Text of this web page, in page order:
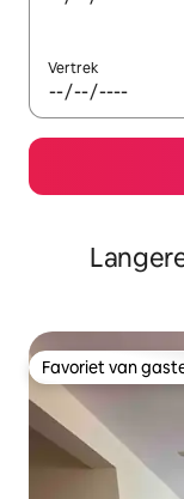
Vertrek
Favoriet van
Favoriet van